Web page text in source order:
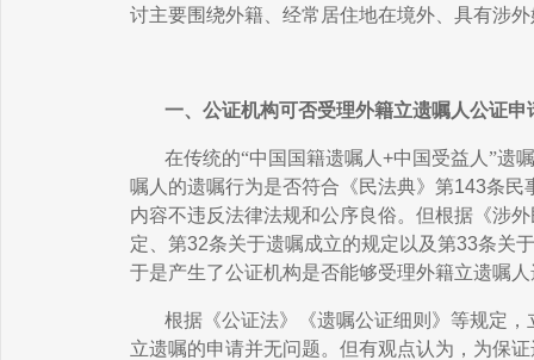
讨主要围绕外籍、经常居住地在境外、具有涉
一、公证机构可否受理外籍立遗嘱人公证申
在传统的“中国国籍遗嘱人+中国受益人”遗
嘱人的遗嘱行为是否符合《民法典》第143条民
内容不违反法律法规和公序良俗。但根据《涉
定、第32条关于遗嘱成立的规定以及第33条关
于是产生了公证机构是否能够受理外籍立遗嘱
根据《公证法》《遗嘱公证细则》等规定
立遗嘱的申请并无问题。但有观点认为，为保